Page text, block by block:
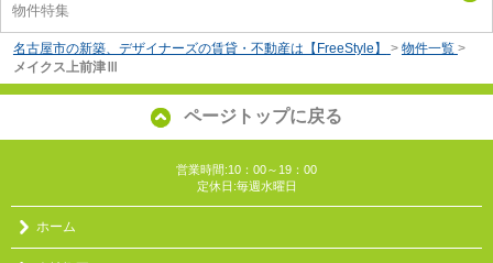
物件特集
名古屋市の新築、デザイナーズの賃貸・不動産は【FreeStyle】 > 物件一覧 >
メイクス上前津Ⅲ
ページトップに戻る
営業時間:10：00～19：00
定休日:毎週水曜日
ホーム